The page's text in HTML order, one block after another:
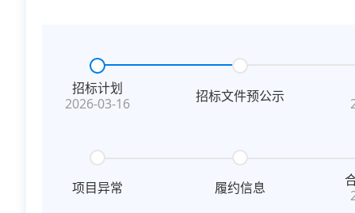
招标计划
2026-03-16
招标文件预公示
履约信息
项目异常